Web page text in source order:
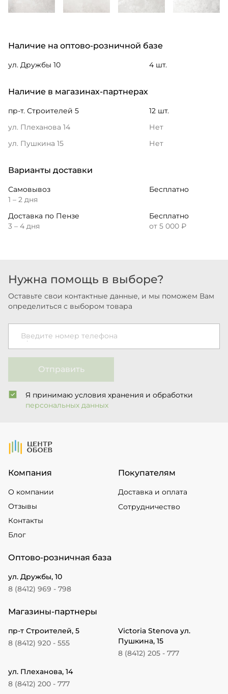
Наличие на оптово-розничной базе
ул. Дружбы 10 4 шт.
Наличие в магазинах-партнерах
пр-т. Строителей 5
12 шт.
ул. Плеханова 14
Нет
ул. Пушкина 15
Нет
Варианты доставки
Самовывоз
1 – 2 дня
Бесплатно
Доставка по Пензе
3 – 4 дня
Бесплатно
от 5 000 ₽
Нужна помощь в выборе?
Оставьте свои контактные данные, и мы поможем Вам
определиться с выбором товара
Введите номер телефона
Отправить
Я принимаю условия хранения и обработки
персональных данных
На Главную
Компания
О компании
Отзывы
Контакты
Блог
Покупателям
Доставка и оплата
Сотрудничество
Оптово-розничная база
ул. Дружбы, 10
8 (8412) 969 - 798
Магазины-партнеры
пр-т Строителей, 5
8 (8412) 920 - 555
Victoria Stenova ул.
Пушкина, 15
8 (8412) 205 - 777
ул. Плеханова, 14
8 (8412) 200 - 777